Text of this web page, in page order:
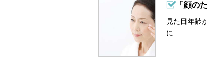
「顔の
見た目年齢
に…